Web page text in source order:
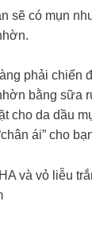
sẽ có mụn
phải chiến
bằng sữa
cho da dầu
ái” cho
và vỏ liễu